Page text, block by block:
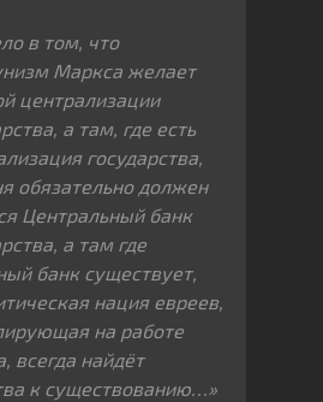
в том, что
Маркса желает
централизации
а там, где есть
государства,
обязательно должен
Центральный банк
а там где
банк существует,
нация евреев,
на работе
всегда найдёт
к существованию…»